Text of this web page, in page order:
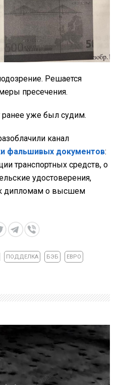
Решается
пресечения.
ранее уже был судим.
канал
фальшивых документов:
транспортных средств, о
удостоверения,
дипломам о высшем
ПОДДЕЛКА БЭБ ЕВРО